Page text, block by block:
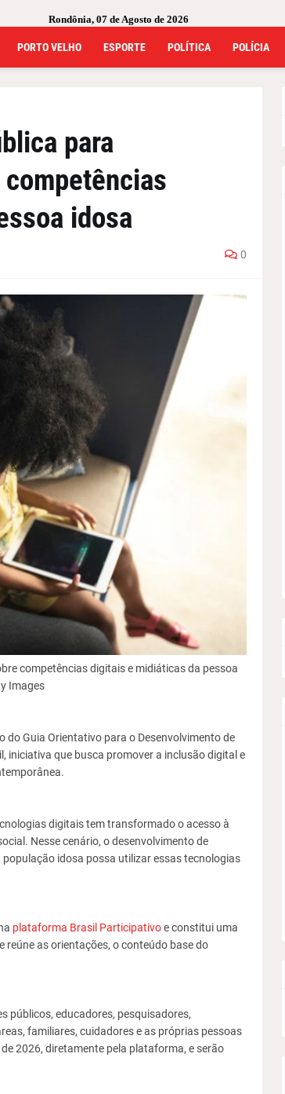
Rondônia, 07 de Agosto de 2026
PORTO VELHO ESPORTE POLÍTICA POLÍCIA
para
idosa
0
competências digitais e midiáticas da pessoa
Images
Guia Orientativo para o Desenvolvimento de
iniciativa que busca promover a inclusão digital e
digitais tem transformado o acesso à
Nesse cenário, o desenvolvimento de
idosa possa utilizar essas tecnologias
plataforma Brasil Participativoe constitui uma
as orientações, o conteúdo base do
públicos, educadores, pesquisadores,
familiares, cuidadores e as próprias pessoas
2026, diretamente pela plataforma, e serão